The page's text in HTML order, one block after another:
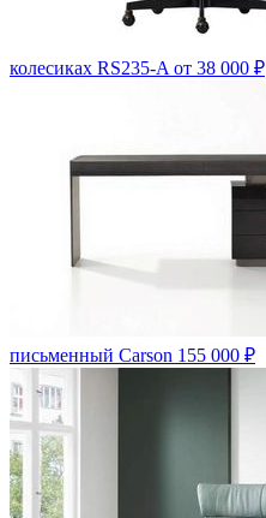
колесиках RS235-A от 38 000 ₽
письменный Carson 155 000 ₽